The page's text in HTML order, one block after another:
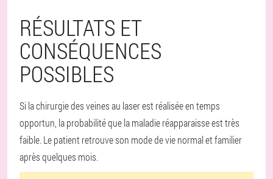
RÉSULTATS ET
CONSÉQUENCES
POSSIBLES
Si la chirurgie des veines au laser est réalisée en temps
opportun, la probabilité que la maladie réapparaisse est très
faible. Le patient retrouve son mode de vie normal et familier
après quelques mois.